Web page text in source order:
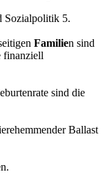
Sozialpolitik 5.
Familien sind
finanziell
sind die
Ballast